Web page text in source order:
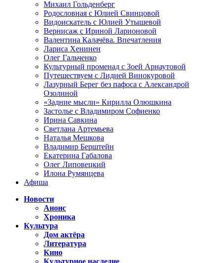
Михаил Гольденберг
Родословная с Юлией Свинцовой
Видоискатель с Юлией Утышевой
Вернисаж с Ириной Ларионовой
Валентина Калачёва. Впечатления
Лариса Хенинен
Олег Гальченко
Культурный променад с Зоей Арнаутовой
Путешествуем с Лидией Винокуровой
Лазурный Берег без пафоса с Александрой
Озолиной
«Задние мысли» Кирилла Олюшкина
Застолье с Владимиром Софиенко
Ирина Савкина
Светлана Артемьева
Наталья Мешкова
Владимир Берштейн
Екатерина Габалова
Олег Липовецкий
Илона Румянцева
Афиша
Новости
Анонс
Хроника
Культура
Дом актёра
Литература
Кино